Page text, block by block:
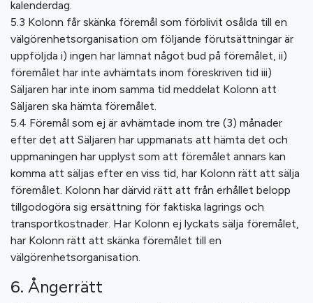
kalenderdag.
5.3 Kolonn får skänka föremål som förblivit osålda till en
välgörenhetsorganisation om följande förutsättningar är
uppföljda i) ingen har lämnat något bud på föremålet, ii)
föremålet har inte avhämtats inom föreskriven tid iii)
Säljaren har inte inom samma tid meddelat Kolonn att
Säljaren ska hämta föremålet.
5.4 Föremål som ej är avhämtade inom tre (3) månader
efter det att Säljaren har uppmanats att hämta det och
uppmaningen har upplyst som att föremålet annars kan
komma att säljas efter en viss tid, har Kolonn rätt att sälja
föremålet. Kolonn har därvid rätt att från erhållet belopp
tillgodogöra sig ersättning för faktiska lagrings och
transportkostnader. Har Kolonn ej lyckats sälja föremålet,
har Kolonn rätt att skänka föremålet till en
välgörenhetsorganisation.
6. Ångerrätt